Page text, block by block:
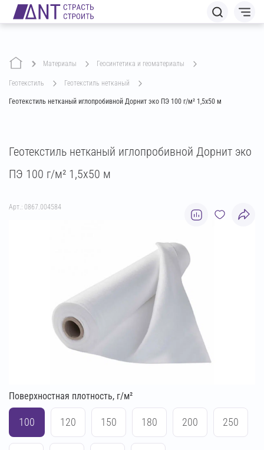
Материалы геосинтетика и геоматериалы
геотекстиль геотекстиль нетканый
Геотекстиль нетканый иглопробивной Дорнит эко ПЭ 100 г/м² 1,5х50 м
Геотекстиль нетканый иглопробивной Дорнит эко
ПЭ 100 г/м² 1,5х50 м
Арт.: 0867.004584
Поверхностная плотность, г/м²
100 120 150 180 200 250